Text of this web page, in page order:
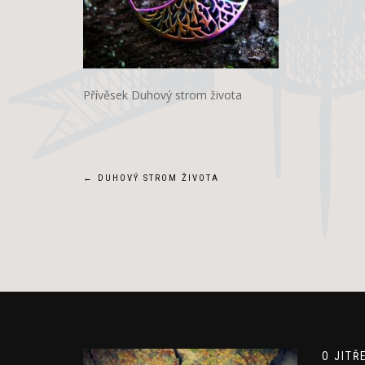
Přívěsek Duhový strom života
Navigace
← DUHOVÝ STROM ŽIVOTA
O